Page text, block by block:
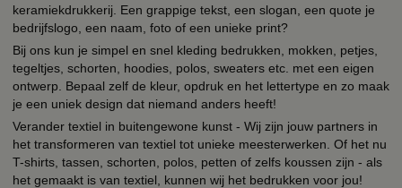
keramiekdrukkerij. Een grappige tekst, een slogan, een quote je
bedrijfslogo, een naam, foto of een unieke print?
Bij ons kun je simpel en snel kleding bedrukken, mokken, petjes,
tegeltjes, schorten, hoodies, polos, sweaters etc. met een eigen
ontwerp. Bepaal zelf de kleur, opdruk en het lettertype en zo maak
je een uniek design dat niemand anders heeft!
Verander textiel in buitengewone kunst - Wij zijn jouw partners in
het transformeren van textiel tot unieke meesterwerken. Of het nu
T-shirts, tassen, schorten, polos, petten of zelfs koussen zijn - als
het gemaakt is van textiel, kunnen wij het bedrukken voor jou!